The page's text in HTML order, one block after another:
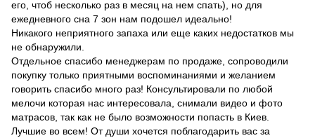
его, чтоб несколько раз в месяц на нем спать), но для
ежедневного сна 7 зон нам подошел идеально!
Никакого неприятного запаха или еще каких недостатков мы
не обнаружили.
Отдельное спасибо менеджерам по продаже, сопроводили
покупку только приятными воспоминаниями и желанием
говорить спасибо много раз! Консультировали по любой
мелочи которая нас интересовала, снимали видео и фото
матрасов, так как не было возможности попасть в Киев.
Лучшие во всем! От души хочется поблагодарить вас за